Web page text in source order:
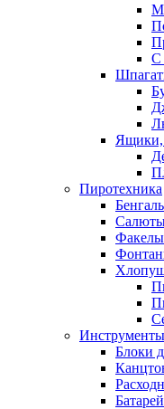
С
Ящики,
Пиротехника
Факелы
Блоки